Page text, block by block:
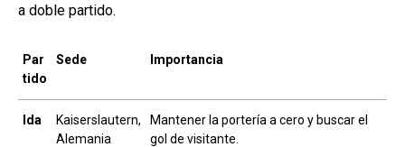
a doble partido.
Par
tido
Sede Importancia
Ida
Kaiserslautern,
Alemania
Mantener la portería a cero y buscar el
gol de visitante.